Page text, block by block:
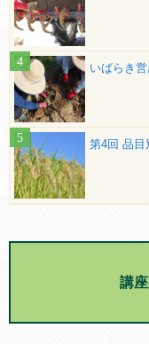
いばらき
第4回 品目
講